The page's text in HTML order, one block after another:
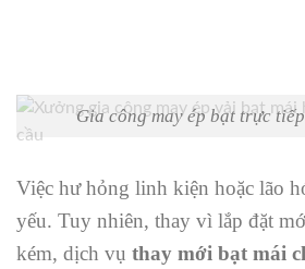
Gia công may ép bạt trực
Việc hư hỏng linh kiện hoặc lão
yếu. Tuy nhiên, thay vì lắp đặt
kém, dịch vụ thay mới bạt mái